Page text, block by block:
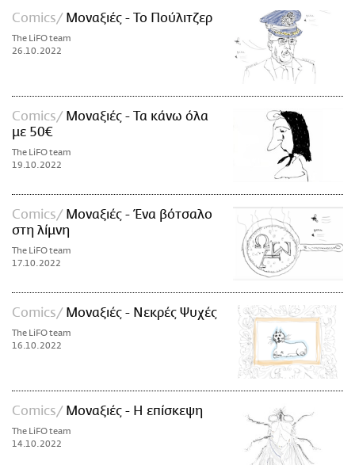
Comics Μοναξιές - Το Πούλιτζερ
The LiFO team
26.10.2022
Comics
Μοναξιές - Τα κάνω όλα
με 50€
The LiFO team
19.10.2022
Comics
Μοναξιές - Ένα βότσαλο
στη λίμνη
The LiFO team
17.10.2022
Comics Μοναξιές - Nεκρές Ψυχές
The LiFO team
16.10.2022
Comics Μοναξιές - Η επίσκεψη
The LiFO team
14.10.2022